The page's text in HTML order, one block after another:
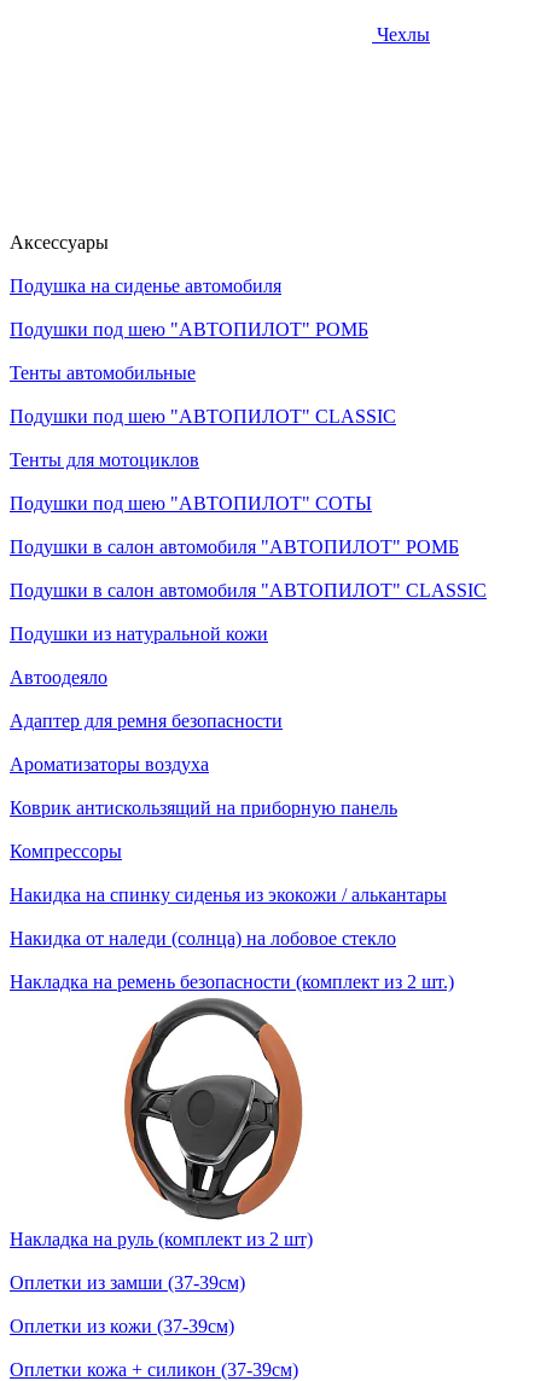
Чехлы
Аксессуары
Подушка на сиденье автомобиля
Подушки под шею "АВТОПИЛОТ" РОМБ
Тенты автомобильные
Подушки под шею "АВТОПИЛОТ" CLASSIC
Тенты для мотоциклов
Подушки под шею "АВТОПИЛОТ" СОТЫ
Подушки в салон автомобиля "АВТОПИЛОТ" РОМБ
Подушки в салон автомобиля "АВТОПИЛОТ" CLASSIC
Подушки из натуральной кожи
Автоодеяло
Адаптер для ремня безопасности
Ароматизаторы воздуха
Коврик антискользящий на приборную панель
Компрессоры
Накидка на спинку сиденья из экокожи / алькантары
Накидка от наледи (солнца) на лобовое стекло
Накладка на ремень безопасности (комплект из 2 шт.)
Накладка на руль (комплект из 2 шт)
Оплетки из замши (37-39см)
Оплетки из кожи (37-39см)
Оплетки кожа + силикон (37-39см)